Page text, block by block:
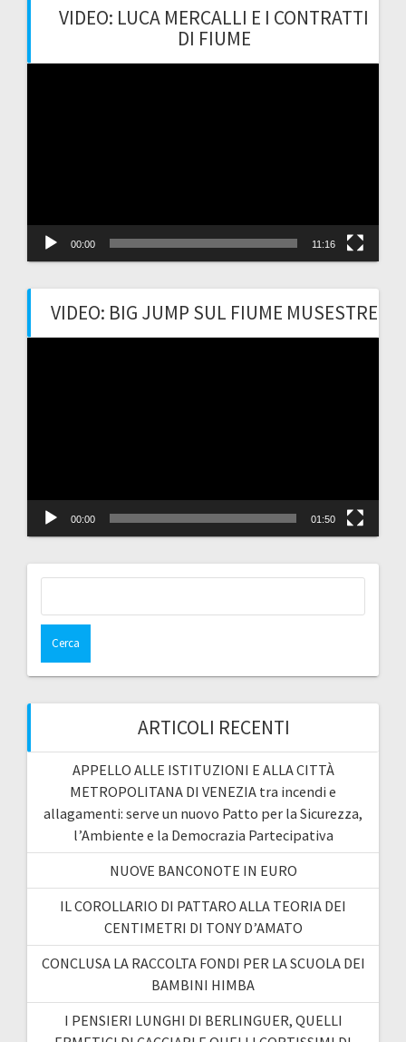
VIDEO: LUCA MERCALLI E I CONTRATTI
DI FIUME
00:00 11:16
VIDEO: BIG JUMP SUL FIUME MUSESTRE
00:00 01:50
ARTICOLI RECENTI
APPELLO ALLE ISTITUZIONI E ALLA CITTÀ
METROPOLITANA DI VENEZIA tra incendi e
allagamenti: serve un nuovo Patto per la Sicurezza,
l’Ambiente e la Democrazia Partecipativa
NUOVE BANCONOTE IN EURO
IL COROLLARIO DI PATTARO ALLA TEORIA DEI
CENTIMETRI DI TONY D’AMATO
CONCLUSA LA RACCOLTA FONDI PER LA SCUOLA DEI
BAMBINI HIMBA
I PENSIERI LUNGHI DI BERLINGUER, QUELLI